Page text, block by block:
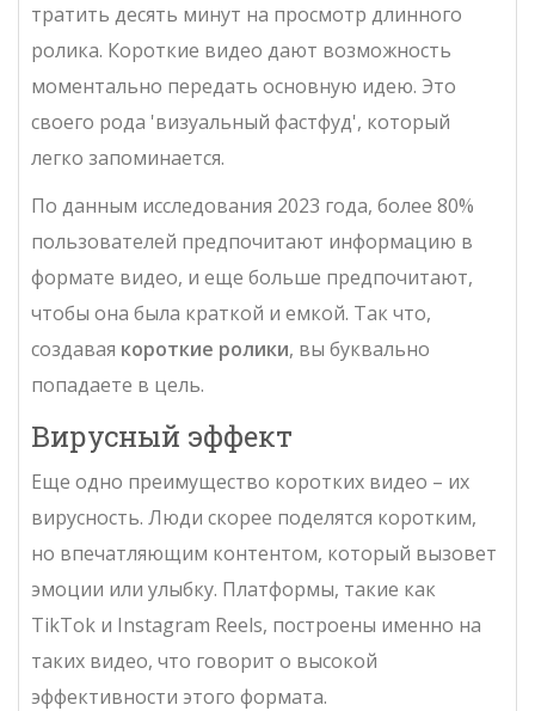
тратить десять минут на просмотр длинного
ролика. Короткие видео дают возможность
моментально передать основную идею. Это
своего рода 'визуальный фастфуд', который
легко запоминается.
По данным исследования 2023 года, более 80%
пользователей предпочитают информацию в
формате видео, и еще больше предпочитают,
чтобы она была краткой и емкой. Так что,
создавая короткие ролики, вы буквально
попадаете в цель.
Вирусный эффект
Еще одно преимущество коротких видео – их
вирусность. Люди скорее поделятся коротким,
но впечатляющим контентом, который вызовет
эмоции или улыбку. Платформы, такие как
TikTok и Instagram Reels, построены именно на
таких видео, что говорит о высокой
эффективности этого формата.